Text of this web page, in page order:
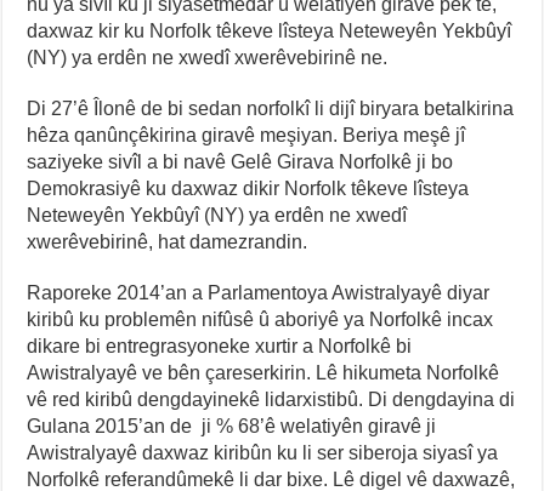
daxwaz kir ku Norfolk têkeve lîsteya Neteweyên Yekbûyî
(NY) ya erdên ne xwedî xwerêvebirinê ne.
Di 27’ê Îlonê de bi sedan norfolkî li dijî biryara betalkirina
hêza qanûnçêkirina giravê meşiyan. Beriya meşê jî
saziyeke sivîl a bi navê Gelê Girava Norfolkê ji bo
Demokrasiyê ku daxwaz dikir Norfolk têkeve lîsteya
Neteweyên Yekbûyî (NY) ya erdên ne xwedî
xwerêvebirinê, hat damezrandin.
Raporeke 2014’an a Parlamentoya Awistralyayê diyar
kiribû ku problemên nifûsê û aboriyê ya Norfolkê incax
dikare bi entregrasyoneke xurtir a Norfolkê bi
Awistralyayê ve bên çareserkirin. Lê hikumeta Norfolkê
vê red kiribû dengdayinekê lidarxistibû. Di dengdayina di
Gulana 2015’an de ji % 68’ê welatiyên giravê ji
Awistralyayê daxwaz kiribûn ku li ser siberoja siyasî ya
Norfolkê referandûmekê li dar bixe. Lê digel vê daxwazê,